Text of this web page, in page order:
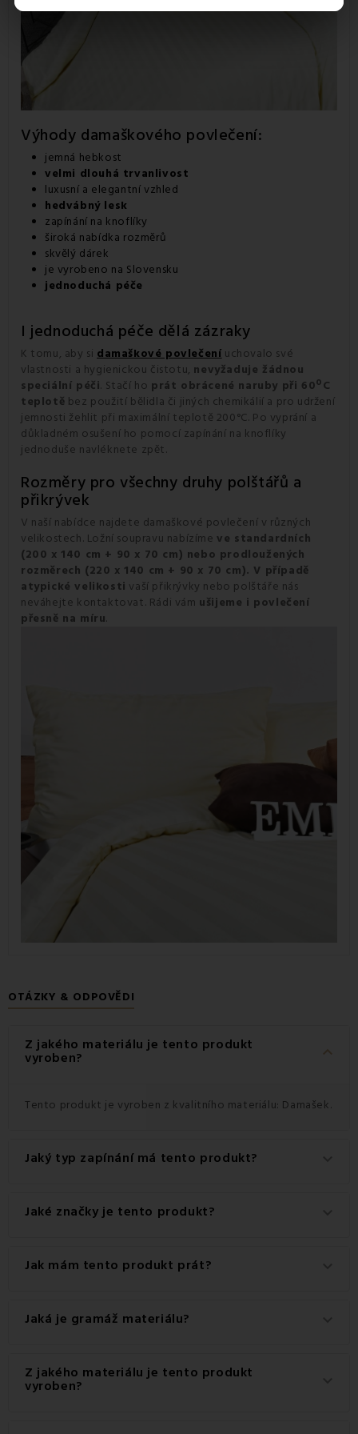
Výhody damaškového povlečení:
jemná hebkost
velmi dlouhá trvanlivost
luxusní a elegantní vzhled
hedvábný lesk
zapínání na knoflíky
široká nabídka rozměrů
skvělý dárek
je vyrobeno na Slovensku
jednoduchá péče
I jednoduchá péče dělá zázraky
K tomu, aby si damaškové povlečení uchovalo své
vlastnosti a hygienickou čistotu, nevyžaduje žádnou
speciální péči. Stačí ho prát obrácené naruby při 60ºC
teplotě bez použití bělidla či jiných chemikálií a pro udržení
jemnosti žehlit při maximální teplotě 200°C. Po vyprání a
důkladném osušení ho pomocí zapínání na knoflíky
jednoduše navléknete zpět.
Rozměry pro všechny druhy polštářů a
přikrývek
V naší nabídce najdete damaškové povlečení v různých
velikostech. Ložní soupravu nabízíme ve standardních
(200 x 140 cm + 90 x 70 cm) nebo prodloužených
rozměrech (220 x 140 cm + 90 x 70 cm). V případě
atypické velikosti vaší přikrývky nebo polštáře nás
neváhejte kontaktovat. Rádi vám ušijeme i povlečení
přesně na míru.
OTÁZKY & ODPOVĚDI
Z jakého materiálu je tento produkt
vyroben? keyboard_arrow_down
Tento produkt je vyroben z kvalitního materiálu: Damašek.
Jaký typ zapínání má tento produkt?
Tento produkt má praktické zapínání na Knoflíky.
Jaké značky je tento produkt?
Jedná se o autentický produkt značky EMI.
Jak mám tento produkt prát?
Pro dosažení nejlepších výsledků doporučujeme tento
produkt prát na 60 °C.
Jaká je gramáž materiálu?
Gramáž materiálu použitého pro tento produkt je 150
g/m2.
Z jakého materiálu je tento produkt
vyroben?